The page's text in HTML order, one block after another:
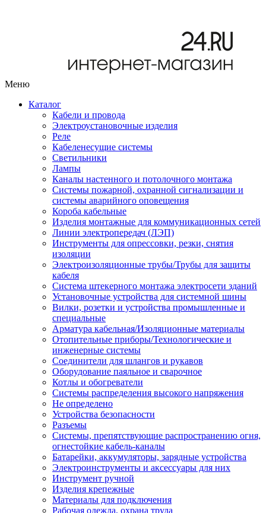
Меню
Каталог
Кабели и провода
Электроустановочные изделия
Реле
Кабеленесущие системы
Светильники
Лампы
Каналы настенного и потолочного монтажа
Системы пожарной, охранной сигнализации и
системы аварийного оповещения
Короба кабельные
Изделия монтажные для коммуникационных сетей
Линии электропередач (ЛЭП)
Инструменты для опрессовки, резки, снятия
изоляции
Электроизоляционные трубы/Трубы для защиты
кабеля
Система штекерного монтажа электросети зданий
Установочные устройства для системной шины
Вилки, розетки и устройства промышленные и
специальные
Арматура кабельная/Изоляционные материалы
Отопительные приборы/Технологические и
инженерные системы
Соединители для шлангов и рукавов
Оборудование паяльное и сварочное
Котлы и обогреватели
Системы распределения высокого напряжения
Не определено
Устройства безопасности
Разъемы
Системы, препятствующие распространению огня,
огнестойкие кабель-каналы
Батарейки, аккумуляторы, зарядные устройства
Электроинструменты и аксессуары для них
Инструмент ручной
Изделия крепежные
Материалы для подключения
Рабочая одежда, охрана труда